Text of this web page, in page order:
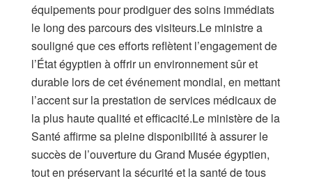
équipements pour prodiguer des soins immédiats
le long des parcours des visiteurs.Le ministre a
souligné que ces efforts reflètent l’engagement de
l’État égyptien à offrir un environnement sûr et
durable lors de cet événement mondial, en mettant
l’accent sur la prestation de services médicaux de
la plus haute qualité et efficacité.Le ministère de la
Santé affirme sa pleine disponibilité à assurer le
succès de l’ouverture du Grand Musée égyptien,
tout en préservant la sécurité et la santé de tous